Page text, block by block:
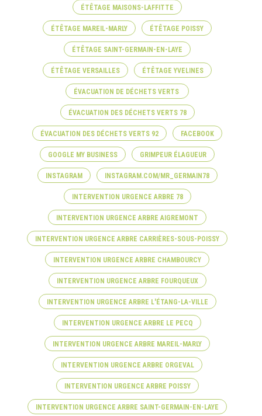
ÉTÊTAGE MAISONS-LAFFITTE
ÉTÊTAGE MAREIL-MARLY ÉTÊTAGE POISSY
ÉTÊTAGE SAINT-GERMAIN-EN-LAYE
ÉTÊTAGE VERSAILLES ÉTÊTAGE YVELINES
ÉVACUATION DE DÉCHETS VERTS
ÉVACUATION DES DÉCHETS VERTS 78
ÉVACUATION DES DÉCHETS VERTS 92 FACEBOOK
GOOGLE MY BUSINESS GRIMPEUR ÉLAGUEUR
INSTAGRAM INSTAGRAM.COM/MR_GERMAIN78
INTERVENTION URGENCE ARBRE 78
INTERVENTION URGENCE ARBRE AIGREMONT
INTERVENTION URGENCE ARBRE CARRIÈRES-SOUS-POISSY
INTERVENTION URGENCE ARBRE CHAMBOURCY
INTERVENTION URGENCE ARBRE FOURQUEUX
INTERVENTION URGENCE ARBRE L'ÉTANG-LA-VILLE
INTERVENTION URGENCE ARBRE LE PECQ
INTERVENTION URGENCE ARBRE MAREIL-MARLY
INTERVENTION URGENCE ARBRE ORGEVAL
INTERVENTION URGENCE ARBRE POISSY
INTERVENTION URGENCE ARBRE SAINT-GERMAIN-EN-LAYE